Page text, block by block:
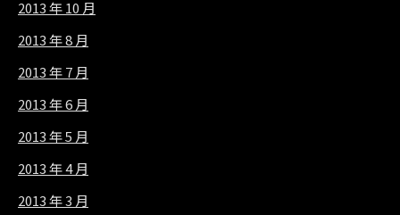
2013 年 10 月
2013 年 8 月
2013 年 7 月
2013 年 6 月
2013 年 5 月
2013 年 4 月
2013 年 3 月